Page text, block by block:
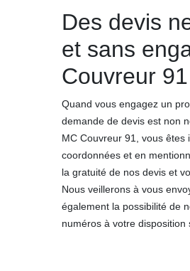
Des devis
et sans
Couvreur 91
Quand vous engagez un
demande de devis est non
MC Couvreur 91, vous
coordonnées et en
la gratuité de nos devis et
Nous veillerons à vous
également la possibilité de
numéros à votre disposition